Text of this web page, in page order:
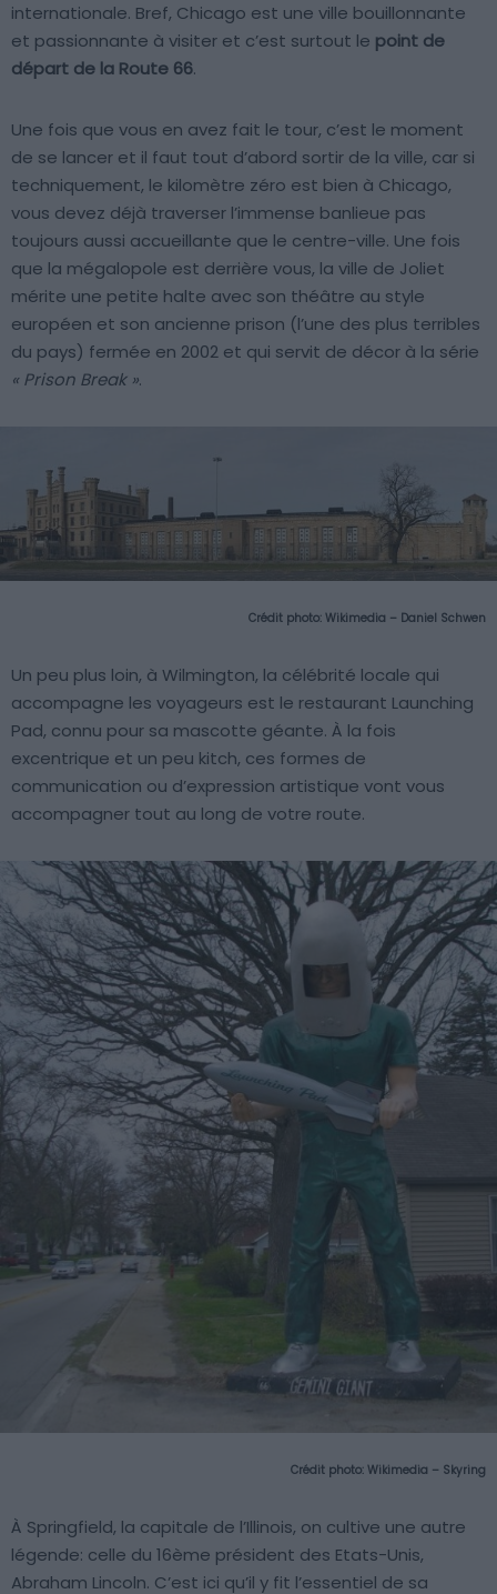
internationale. Bref, Chicago est une ville bouillonnante
et passionnante à visiter et c’est surtout le point de
départ de la Route 66.
Une fois que vous en avez fait le tour, c’est le moment
de se lancer et il faut tout d’abord sortir de la ville, car si
techniquement, le kilomètre zéro est bien à Chicago,
vous devez déjà traverser l’immense banlieue pas
toujours aussi accueillante que le centre-ville. Une fois
que la mégalopole est derrière vous, la ville de Joliet
mérite une petite halte avec son théâtre au style
européen et son ancienne prison (l’une des plus terribles
du pays) fermée en 2002 et qui servit de décor à la série
« Prison Break ».
Crédit photo: Wikimedia – Daniel Schwen
Un peu plus loin, à Wilmington, la célébrité locale qui
accompagne les voyageurs est le restaurant Launching
Pad, connu pour sa mascotte géante. À la fois
excentrique et un peu kitch, ces formes de
communication ou d’expression artistique vont vous
accompagner tout au long de votre route.
Crédit photo: Wikimedia – Skyring
À Springfield, la capitale de l’Illinois, on cultive une autre
légende: celle du 16ème président des Etats-Unis,
Abraham Lincoln. C’est ici qu’il y fit l’essentiel de sa